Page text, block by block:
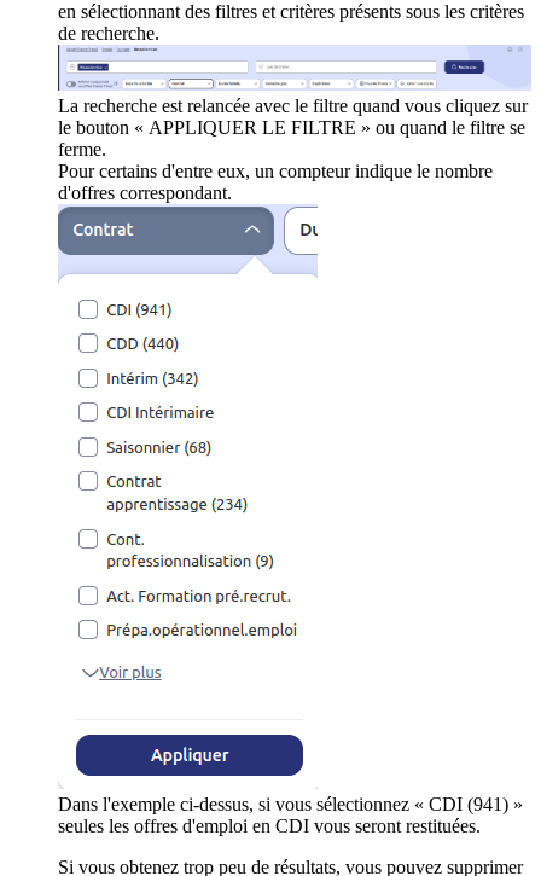
en sélectionnant des filtres et critères présents sous les critères
de recherche.
La recherche est relancée avec le filtre quand vous cliquez sur
le bouton « APPLIQUER LE FILTRE » ou quand le filtre se
ferme.
Pour certains d'entre eux, un compteur indique le nombre
d'offres correspondant.
Dans l'exemple ci-dessus, si vous sélectionnez « CDI (941) »
seules les offres d'emploi en CDI vous seront restituées.
Si vous obtenez trop peu de résultats, vous pouvez supprimer